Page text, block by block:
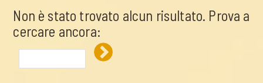
Non è stato trovato alcun risultato. Prova a
cercare ancora: